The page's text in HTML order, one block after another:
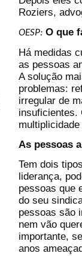
Roziers,
OESP: O que
Há medidas
as pessoas
A solução
problemas:
irregular de
insuficientes.
As pessoas
Tem dois
liderança,
pessoas que
do seu
pessoas são
nem vão
importante,
anos